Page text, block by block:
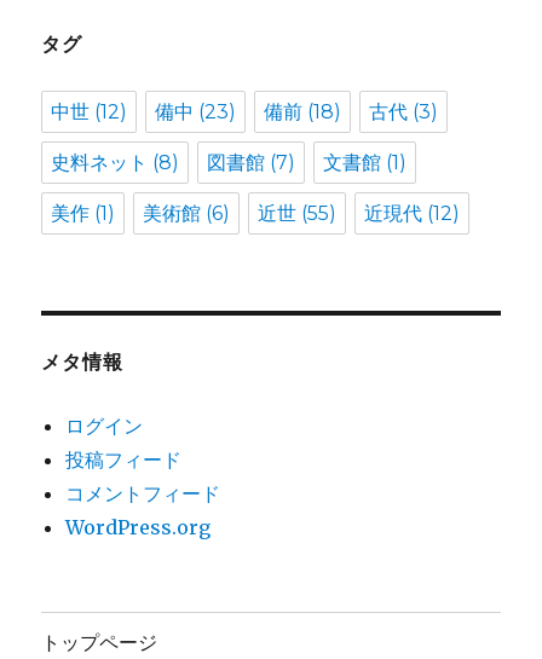
タグ
中世 (12) 備中 (23) 備前 (18) 古代 (3)
史料ネット (8) 図書館 (7) 文書館 (1)
美作 (1) 美術館 (6) 近世 (55) 近現代 (12)
メタ情報
ログイン
投稿フィード
コメントフィード
WordPress.org
トップページ